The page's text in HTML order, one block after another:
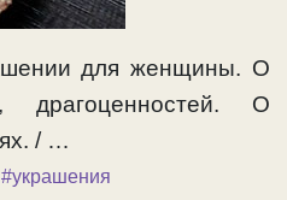
для женщины. О
драгоценностей. О
/ …
#украшения